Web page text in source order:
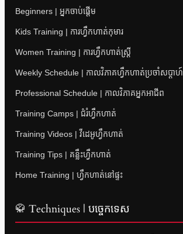
Beginners | អ្នកចាប់ផ្តើម
Kids Training | ការហ្វឹកហាត់កុមារ
Women Training | ការហ្វឹកហាត់ស្ត្រី
Weekly Schedule | កាលវិភាគហ្វឹកហាត់ប្រចាំសប្តាហ៍
Professional Schedule | កាលវិភាគអ្នកអាជីព
Training Camps | ជំរំហ្វឹកហាត់
Training Videos | វីដេអូហ្វឹកហាត់
Training Tips | គន្លឹះហ្វឹកហាត់
Home Training | ហ្វឹកហាត់នៅផ្ទះ
🥋 Techniques | បច្ចេកទេស